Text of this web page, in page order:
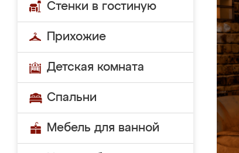
Стенки в гостиную
Прихожие
Детская комната
Спальни
Мебель для ванной